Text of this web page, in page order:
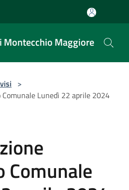
Montecchio Maggiore
>
Comunale Lunedì 22 aprile 2024
Comunale